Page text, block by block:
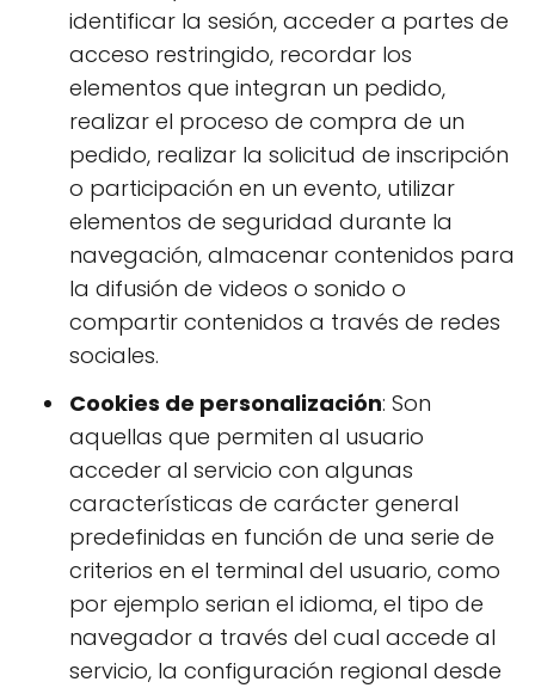
identificar la sesión, acceder a partes de
acceso restringido, recordar los
elementos que integran un pedido,
realizar el proceso de compra de un
pedido, realizar la solicitud de inscripción
o participación en un evento, utilizar
elementos de seguridad durante la
navegación, almacenar contenidos para
la difusión de videos o sonido o
compartir contenidos a través de redes
sociales.
Cookies de personalización: Son
aquellas que permiten al usuario
acceder al servicio con algunas
características de carácter general
predefinidas en función de una serie de
criterios en el terminal del usuario, como
por ejemplo serian el idioma, el tipo de
navegador a través del cual accede al
servicio, la configuración regional desde